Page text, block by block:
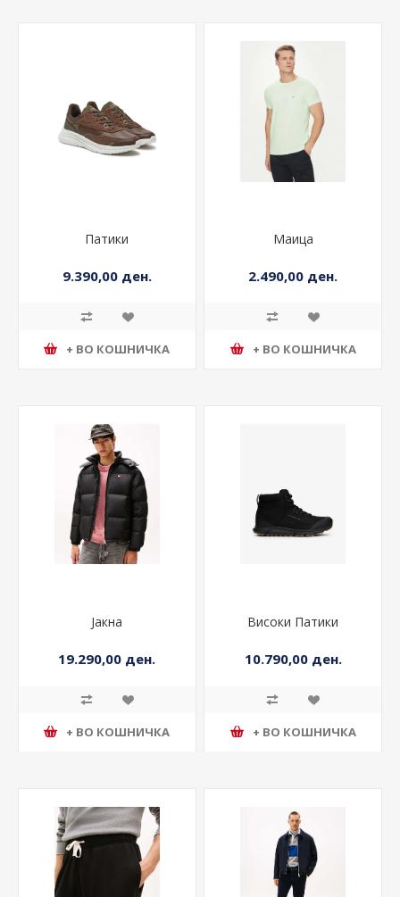
Патики
9.390,00 ден.
+ ВО КОШНИЧКА
Маица
2.490,00 ден.
+ ВО КОШНИЧКА
Јакна
19.290,00 ден.
+ ВО КОШНИЧКА
Високи Патики
10.790,00 ден.
+ ВО КОШНИЧКА